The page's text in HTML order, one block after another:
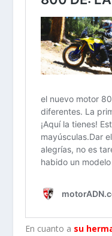
En cuanto a su